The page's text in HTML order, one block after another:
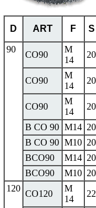
D ART F S
90
CO90
M
14
20
CO90
M
14
20
CO90
M
14
20
B CO 90 M14 20
B CO 90 M10 20
BCO90
M14 20
BCO90
M10 20
120
CO120
M
14
22